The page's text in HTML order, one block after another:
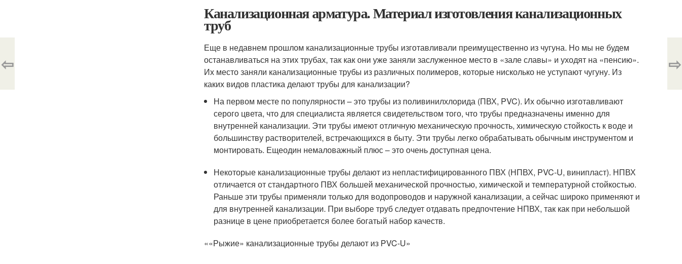
Канализационная арматура. Материал изготовления канализационных
труб
Еще в недавнем прошлом канализационные трубы изготавливали преимущественно из чугуна. Но мы не будем
останавливаться на этих трубах, так как они уже заняли заслуженное место в «зале славы» и уходят на «пенсию».
Их место заняли канализационные трубы из различных полимеров, которые нисколько не уступают чугуну. Из
каких видов пластика делают трубы для канализации?
На первом месте по популярности – это трубы из поливинилхлорида (ПВХ, PVC). Их обычно изготавливают
серого цвета, что для специалиста является свидетельством того, что трубы предназначены именно для
внутренней канализации. Эти трубы имеют отличную механическую прочность, химическую стойкость к воде и
большинству растворителей, встречающихся в быту. Эти трубы легко обрабатывать обычным инструментом и
монтировать. Ещеодин немаловажный плюс – это очень доступная цена.
Некоторые канализационные трубы делают из непластифицированного ПВХ (НПВХ, PVC-U, винипласт). НПВХ
отличается от стандартного ПВХ большей механической прочностью, химической и температурной стойкостью.
Раньше эти трубы применяли только для водопроводов и наружной канализации, а сейчас широко применяют и
для внутренней канализации. При выборе труб следует отдавать предпочтение НПВХ, так как при небольшой
разнице в цене приобретается более богатый набор качеств.
««Рыжие» канализационные трубы делают из PVC-U»
⇦ ⇨